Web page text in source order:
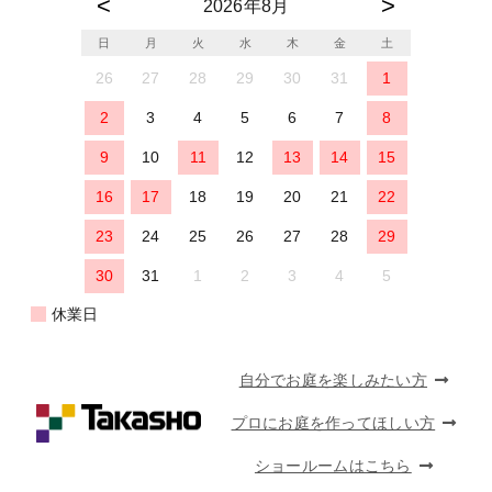
2026年8月
日 月 火 水 木 金 土
26 27 28 29 30 31 1
2 3 4 5 6 7 8
9 10 11 12 13 14 15
16 17 18 19 20 21 22
23 24 25 26 27 28 29
30 31 1 2 3 4 5
休業日
自分でお庭を楽しみたい方
プロにお庭を作ってほしい方
ショールームはこちら